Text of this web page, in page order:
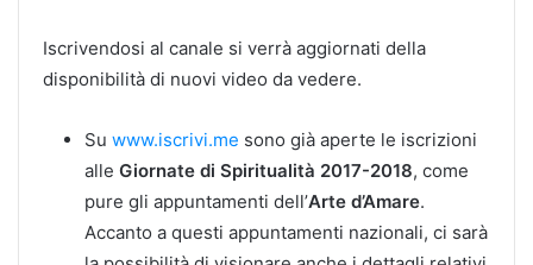
Iscrivendosi al canale si verrà aggiornati della
disponibilità di nuovi video da vedere.
Su www.iscrivi.me sono già aperte le iscrizioni
alle Giornate di Spiritualità 2017-2018, come
pure gli appuntamenti dell’Arte d’Amare.
Accanto a questi appuntamenti nazionali, ci sarà